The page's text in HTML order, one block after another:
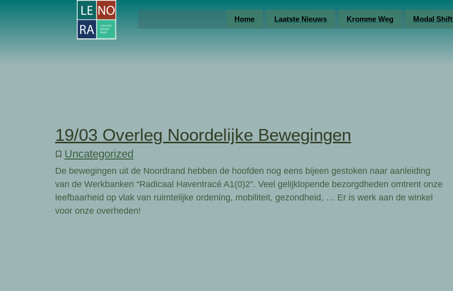
Home Laatste Nieuws Kromme Weg Modal Shift
19/03 Overleg Noordelijke Bewegingen
Uncategorized
De bewegingen uit de Noordrand hebben de hoofden nog eens bijeen gestoken naar aanleiding
van de Werkbanken “Radicaal Haventracé A1(0)2”. Veel gelijklopende bezorgdheden omtrent onze
leefbaarheid op vlak van ruimtelijke ordening, mobiliteit, gezondheid, … Er is werk aan de winkel
voor onze overheden!